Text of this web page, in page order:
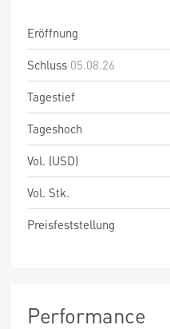
Eröffnung
Schluss 05.08.26
Tagestief
Tageshoch
Vol. (USD)
Vol. Stk.
Preisfeststellung
Performance